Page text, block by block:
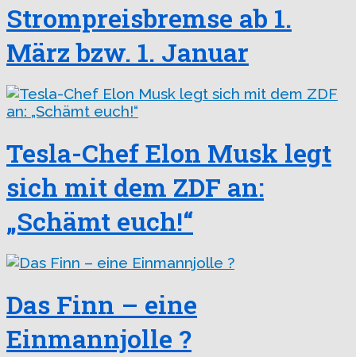
Strompreisbremse ab 1.
März bzw. 1. Januar
Tesla-Chef Elon Musk legt
sich mit dem ZDF an:
„Schämt euch!“
Das Finn – eine
Einmannjolle ?